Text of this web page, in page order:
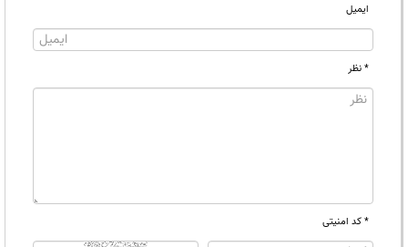
ایمیل
* نظر
* کد امنیتی